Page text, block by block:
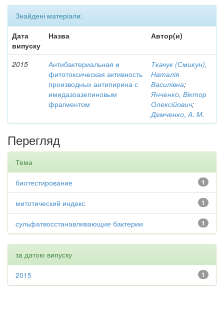
Знайдені матеріали:
Дата
випуску
Назва Автор(и)
2015
Антибактериальная и
фитотоксическая активность
производных антипирина с
имидазоазепиновым
фрагментом
Ткачук (Смикун),
Наталія
Василівна;
Янченко, Віктор
Олексійович;
Демченко, А. М.
Перегляд
Тема
1
биотестирование
1
митотический индекс
1
сульфатвосстанавливающие бактерии
за датою випуску
1
2015